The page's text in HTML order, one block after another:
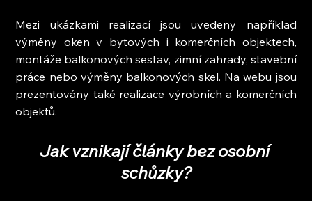
Mezi ukázkami realizací jsou uvedeny například
výměny oken v bytových i komerčních objektech,
montáže balkonových sestav, zimní zahrady, stavební
práce nebo výměny balkonových skel. Na webu jsou
prezentovány také realizace výrobních a komerčních
objektů.
Jak vznikají články bez osobní
schůzky?